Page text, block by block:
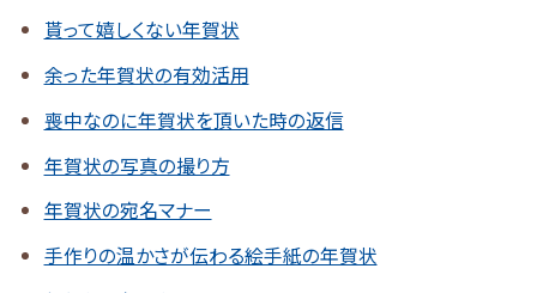
貰って嬉しくない年賀状
余った年賀状の有効活用
喪中なのに年賀状を頂いた時の返信
年賀状の写真の撮り方
年賀状の宛名マナー
手作りの温かさが伝わる絵手紙の年賀状